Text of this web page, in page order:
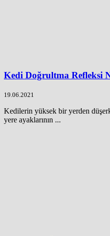
Kedi Doğrultma Refleksi
19.06.2021
Kedilerin yüksek bir yerden
yere ayaklarının ...